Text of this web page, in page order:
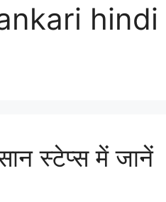
hindi
स्टेप्स में जानें